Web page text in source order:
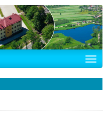
Toggle